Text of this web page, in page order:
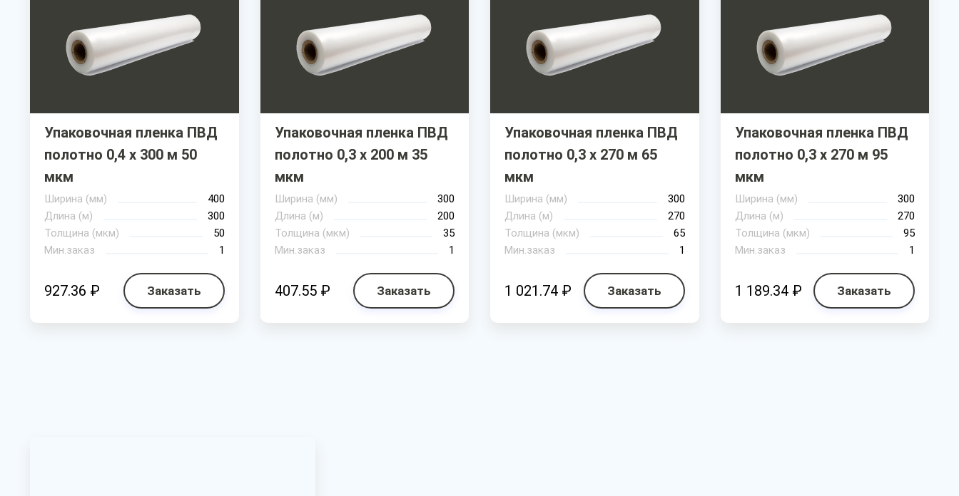
Упаковочная пленка ПВД
полотно 0,4 х 300 м 50
мкм
Ширина (мм)
400
Длина (м)
300
Толщина (мкм)
50
Мин.заказ
1
927.36 ₽ Заказать
Упаковочная пленка ПВД
полотно 0,3 х 200 м 35
мкм
Ширина (мм)
300
Длина (м)
200
Толщина (мкм)
35
Мин.заказ
1
407.55 ₽ Заказать
Упаковочная пленка ПВД
полотно 0,3 х 270 м 65
мкм
Ширина (мм)
300
Длина (м)
270
Толщина (мкм)
65
Мин.заказ
1
1 021.74 ₽ Заказать
Упаковочная пленка ПВД
полотно 0,3 х 270 м 95
мкм
Ширина (мм)
300
Длина (м)
270
Толщина (мкм)
95
Мин.заказ
1
1 189.34 ₽ Заказать